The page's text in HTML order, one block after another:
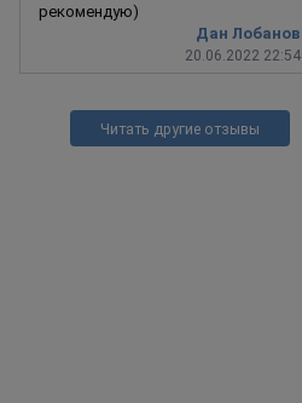
Хищник / Predator 6.0
Дан Лобанов
20.06.2022 22:54
рекомендую)
Читать другие отзывы